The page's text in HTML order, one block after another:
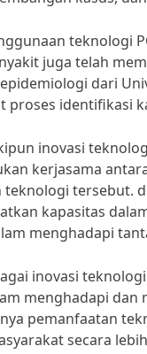
teknologi
juga telah
dari
proses identifikasi
inovasi
kerjasama
teknologi tersebut.
kapasitas
menghadapi
inovasi
menghadapi dan
pemanfaatan
secara